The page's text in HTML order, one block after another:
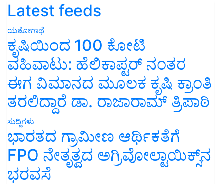
Latest feeds
ಯಶೋಗಾಥೆ
ಕೃಷಿಯಿಂದ 100 ಕೋಟಿ
ವಹಿವಾಟು: ಹೆಲಿಕಾಪ್ಟರ್ ನಂತರ
ಈಗ ವಿಮಾನದ ಮೂಲಕ ಕೃಷಿ ಕ್ರಾಂತಿ
ತರಲಿದ್ದಾರೆ ಡಾ. ರಾಜಾರಾಮ್ ತ್ರಿಪಾಠಿ
ಸುದ್ದಿಗಳು
ಭಾರತದ ಗ್ರಾಮೀಣ ಆರ್ಥಿಕತೆಗೆ
FPO ನೇತೃತ್ವದ ಅಗ್ರಿವೋಲ್ಟಾಯಿಕ್ಸ್‌ನ
ಭರವಸೆ